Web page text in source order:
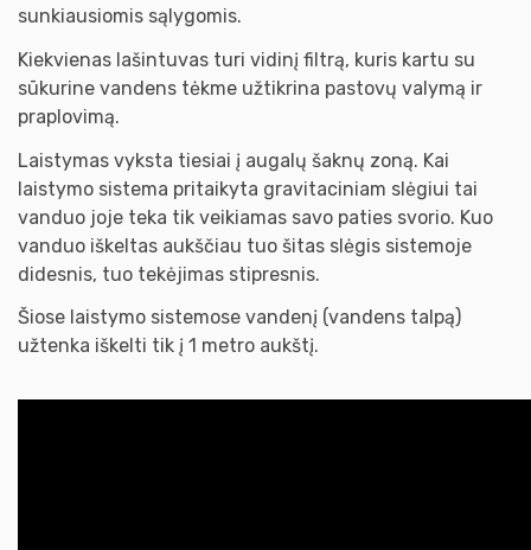
sunkiausiomis sąlygomis.
Kiekvienas lašintuvas turi vidinį filtrą, kuris kartu su
sūkurine vandens tėkme užtikrina pastovų valymą ir
praplovimą.
Laistymas vyksta tiesiai į augalų šaknų zoną. Kai
laistymo sistema pritaikyta gravitaciniam slėgiui tai
vanduo joje teka tik veikiamas savo paties svorio. Kuo
vanduo iškeltas aukščiau tuo šitas slėgis sistemoje
didesnis, tuo tekėjimas stipresnis.
Šiose laistymo sistemose vandenį (vandens talpą)
užtenka iškelti tik į 1 metro aukštį.